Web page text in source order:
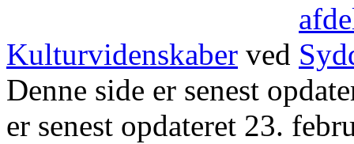
Kulturvidenskaber ved
Denne side er senest
er senest opdateret 23.